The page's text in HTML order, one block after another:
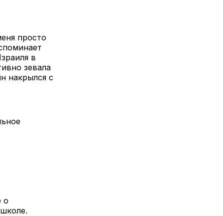
просто
в
зевала
накрылся с
о